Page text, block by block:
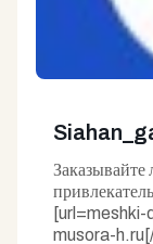
musora-